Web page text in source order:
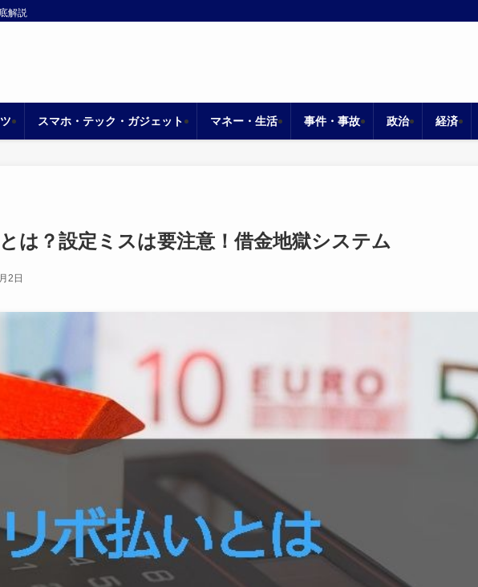
解説
スマホ・テック・ガジェット マネー・生活 事件・事故 政治 経済
は？設定ミスは要注意！借金地獄システム
2日